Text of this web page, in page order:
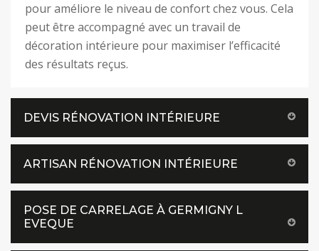
pour améliore le niveau de confort chez vous. Cela
peut être accompagné avec un travail de
décoration intérieure pour maximiser l’efficacité
des résultats reçus.
DEVIS RÉNOVATION INTÉRIEURE
ARTISAN RÉNOVATION INTÉRIEURE
POSE DE CARRELAGE À GERMIGNY L
EVEQUE